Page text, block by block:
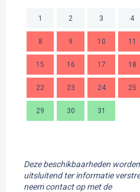
1 2 3 4
8 9 10 11
15 16 17 18
22 23 24 25
29 30 31
Deze beschikbaarheden worden
uitsluitend ter informatie
neem contact op met de